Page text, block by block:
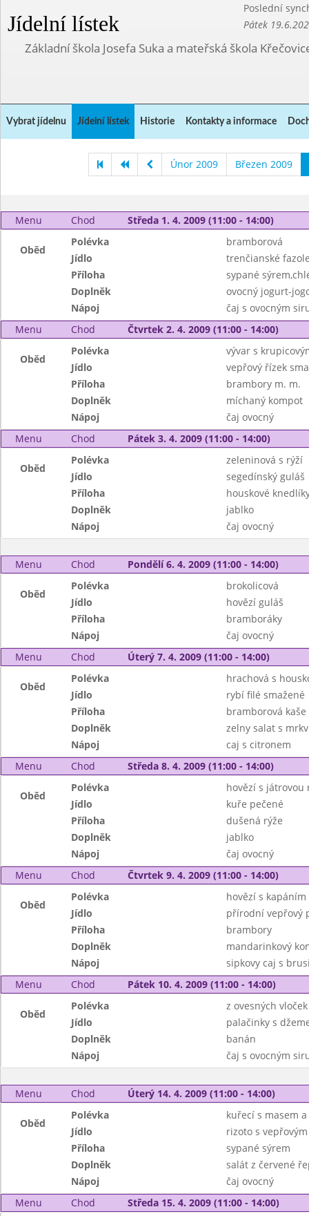
Jídelní lístek
Poslední
Pátek
Základní škola Josefa Suka a mateřská škola
Vybrat jídelnu Jídelní lístek Historie Kontakty a informace
Únor 2009 Březen 2009
Menu Chod Středa 1. 4. 2009 (11:00 - 14:00)
Oběd
Polévka
bramborová
Jídlo
trenčianské
Příloha
sypané
Doplněk
ovocný jogurt-
Nápoj
čaj s ovocným
Menu
Chod Čtvrtek 2. 4. 2009 (11:00 - 14:00)
Oběd
Polévka
vývar s
Jídlo
vepřový řízek
Příloha
brambory m. m.
Doplněk
míchaný kompot
Nápoj
čaj ovocný
Menu
Chod Pátek 3. 4. 2009 (11:00 - 14:00)
Oběd
Polévka
zeleninová s rýží
Jídlo
segedínský guláš
Příloha
houskové
Doplněk
jablko
Nápoj
čaj ovocný
Menu Chod Pondělí 6. 4. 2009 (11:00 - 14:00)
Oběd
Polévka
brokolicová
Jídlo
hovězí guláš
Příloha
bramboráky
Nápoj
čaj ovocný
Menu
Chod Úterý 7. 4. 2009 (11:00 - 14:00)
Oběd
Polévka
hrachová s
Jídlo
rybí filé smažené
Příloha
bramborová kaše
Doplněk
zelny salat s
Nápoj
caj s citronem
Menu
Chod Středa 8. 4. 2009 (11:00 - 14:00)
Oběd
Polévka
hovězí s játrovou
Jídlo
kuře pečené
Příloha
dušená rýže
Doplněk
jablko
Nápoj
čaj ovocný
Menu
Chod Čtvrtek 9. 4. 2009 (11:00 - 14:00)
Oběd
Polévka
hovězí s kapáním
Jídlo
přírodní vepřový
Příloha
brambory
Doplněk
mandarinkový
Nápoj
sipkovy caj s
Menu
Chod Pátek 10. 4. 2009 (11:00 - 14:00)
Oběd
Polévka
z ovesných vloček
Jídlo
palačinky s
Doplněk
banán
Nápoj
čaj s ovocným
Menu Chod Úterý 14. 4. 2009 (11:00 - 14:00)
Oběd
Polévka
kuřecí s masem
Jídlo
rizoto s
Příloha
sypané sýrem
Doplněk
salát z červené
Nápoj
čaj ovocný
Menu
Chod Středa 15. 4. 2009 (11:00 - 14:00)